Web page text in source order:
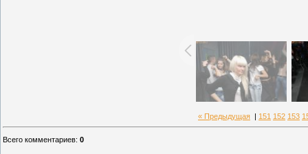
« Предыдущая 151 152 153
Всего комментариев: 0